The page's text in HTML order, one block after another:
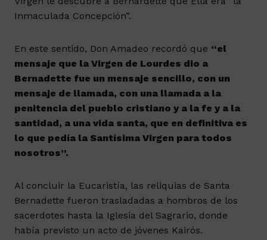
Inmaculada Concepción”.
En este sentido, Don Amadeo recordó que “el
mensaje que la Virgen de Lourdes dio a
Bernadette fue un mensaje sencillo, con un
mensaje de llamada, con una llamada a la
penitencia del pueblo cristiano y a la fe y a la
santidad, a una vida santa, que en definitiva es
lo que pedía la Santísima Virgen para todos
nosotros”.
Al concluir la Eucaristía, las reliquias de Santa
Bernadette fueron trasladadas a hombros de los
sacerdotes hasta la Iglesia del Sagrario, donde
había previsto un acto de jóvenes Kairós.